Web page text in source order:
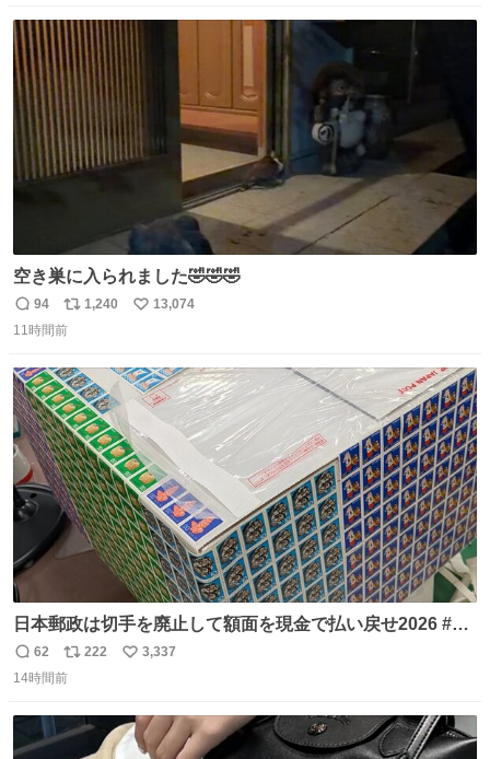
の配線をハンダで修理している横で、
ト
数
数
空き巣に入られました🤣🤣🤣
返
信
94
リ
ポ
ト
数
1,240
い
数
13,074
11時間前
日本郵政は切手を廃止して額面を現金で払い戻せ2026 #日
本郵政 @JapanPostHD_PR
返
信
62
リ
ポ
ト
222
い
数
3,337
14時間前